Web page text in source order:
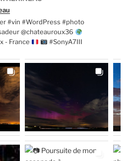
#vin #WordPress #photo
@chateauroux36
- France
#SonyA7III